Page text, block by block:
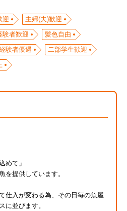
迎
主婦(夫)歓迎
験者歓迎
髪色自由
験者優遇
二部学生歓迎
めて」
を提供しています。
仕入が変わる為、その日毎の魚屋
に並びます。